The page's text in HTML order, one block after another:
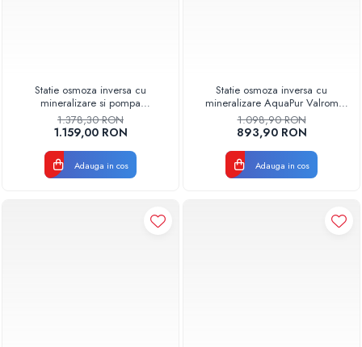
Statie osmoza inversa cu
mineralizare si pompa
AQUA05323311020 Aquapur
Valhoh Valrom
1.378,30 RON
1.159,00 RON
Adauga in cos
Statie osmoza inversa cu
mineralizare AquaPur Valrom
AQUA05322311020, fara
pompa, 6 trepte, rezervor 12 L
1.098,90 RON
893,90 RON
Adauga in cos